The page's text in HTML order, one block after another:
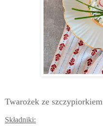
Twarożek ze szczypiorkiem
Składniki: